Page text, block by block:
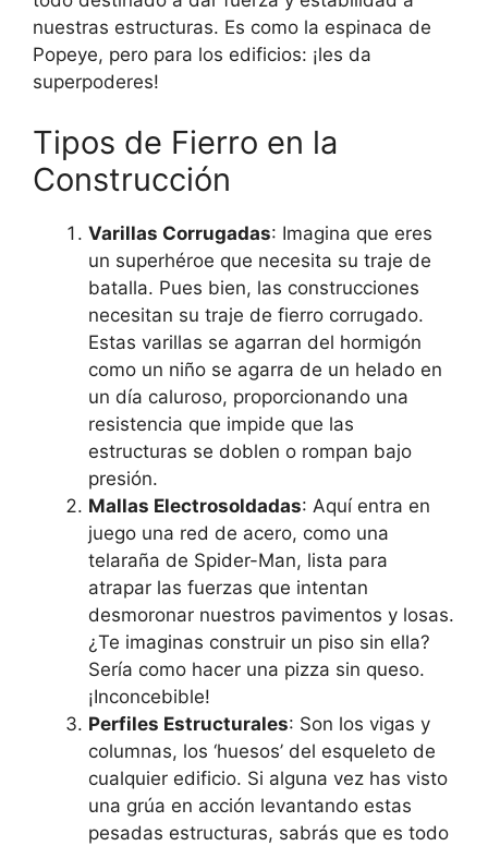
nuestras estructuras. Es como la espinaca de
Popeye, pero para los edificios: ¡les da
superpoderes!
Tipos de Fierro en la
Construcción
Varillas Corrugadas: Imagina que eres
un superhéroe que necesita su traje de
batalla. Pues bien, las construcciones
necesitan su traje de fierro corrugado.
Estas varillas se agarran del hormigón
como un niño se agarra de un helado en
un día caluroso, proporcionando una
resistencia que impide que las
estructuras se doblen o rompan bajo
presión.
Mallas Electrosoldadas: Aquí entra en
juego una red de acero, como una
telaraña de Spider-Man, lista para
atrapar las fuerzas que intentan
desmoronar nuestros pavimentos y losas.
¿Te imaginas construir un piso sin ella?
Sería como hacer una pizza sin queso.
¡Inconcebible!
Perfiles Estructurales: Son los vigas y
columnas, los ‘huesos’ del esqueleto de
cualquier edificio. Si alguna vez has visto
una grúa en acción levantando estas
pesadas estructuras, sabrás que es todo